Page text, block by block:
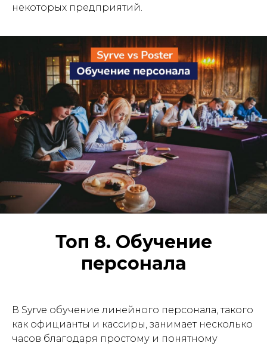
некоторых предприятий.
Топ 8. Обучение
персонала
В Syrve обучение линейного персонала, такого
как официанты и кассиры, занимает несколько
часов благодаря простому и понятному